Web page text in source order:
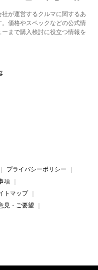
が運営するクルマに関するあ
価格やスペックなどの公式情
まで購入検討に役立つ情報を
プライバシーポリシー
項
トマップ
見・ご要望